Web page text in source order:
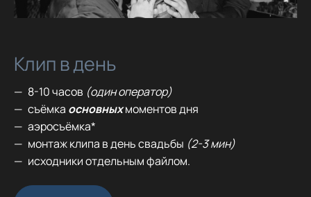
Клип в день
8-10 часов (один оператор)
съёмка основныхмоментов дня
аэросъёмка*
монтаж клипа в день свадьбы (2-3 мин)
исходники отдельным файлом.